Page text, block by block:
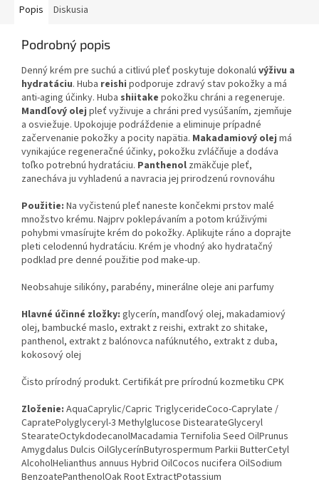
Popis Diskusia
Podrobný popis
Denný krém pre suchú a citlivú pleť poskytuje dokonalú výživu a
hydratáciu. Huba reishi podporuje zdravý stav pokožky a má
anti-aging účinky. Huba shiitake pokožku chráni a regeneruje.
Mandľový olej pleť vyživuje a chráni pred vysúšaním, zjemňuje
a osviežuje. Upokojuje podráždenie a eliminuje prípadné
začervenanie pokožky a pocity napätia. Makadamiový olej má
vynikajúce regeneračné účinky, pokožku zvláčňuje a dodáva
toľko potrebnú hydratáciu. Panthenol zmäkčuje pleť,
zanecháva ju vyhladenú a navracia jej prirodzenú rovnováhu
Použitie: Na vyčistenú pleť naneste končekmi prstov malé
množstvo krému. Najprv poklepávaním a potom krúživými
pohybmi vmasírujte krém do pokožky. Aplikujte ráno a doprajte
pleti celodennú hydratáciu. Krém je vhodný ako hydratačný
podklad pre denné použitie pod make-up.
Neobsahuje silikóny, parabény, minerálne oleje ani parfumy
Hlavné účinné zložky: glycerín, mandľový olej, makadamiový
olej, bambucké maslo, extrakt z reishi, extrakt zo shitake,
panthenol, extrakt z balónovca nafúknutého, extrakt z duba,
kokosový olej
Čisto prírodný produkt. Certifikát pre prírodnú kozmetiku CPK
Zloženie: AquaCaprylic/Capric TriglycerideCoco-Caprylate /
CapratePolyglyceryl-3 Methylglucose DistearateGlyceryl
StearateOctykdodecanolMacadamia Ternifolia Seed OilPrunus
Amygdalus Dulcis OilGlycerínButyrospermum Parkii ButterCetyl
AlcoholHelianthus annuus Hybrid OilCocos nucifera OilSodium
BenzoatePanthenolOak Root ExtractPotassium